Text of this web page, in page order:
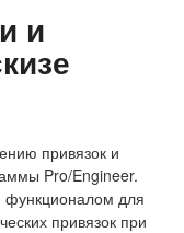
и
привязок и
Pro/Engineer.
функционалом для
привязок при